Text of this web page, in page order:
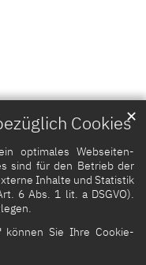
Cookies
optimales Webseiten-
sind für den Betrieb der
Inhalte und Statistik
6 Abs. 1 lit. a DSGVO).
können Sie Ihre Cookie-
✕